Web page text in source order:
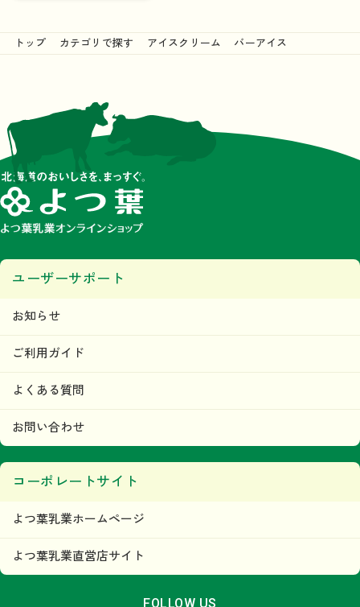
トップ カテゴリで探す アイスクリーム バーアイス
ユーザーサポート
お知らせ
ご利用ガイド
よくある質問
お問い合わせ
コーポレートサイト
よつ葉乳業ホームページ
よつ葉乳業直営店サイト
FOLLOW US